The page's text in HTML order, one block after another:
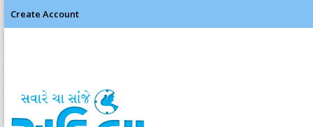
Create Account